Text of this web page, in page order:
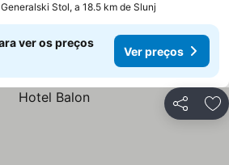
Generalski Stol, a 18.5 km de Slunj
ver os preços
Ver preços
Partilhar